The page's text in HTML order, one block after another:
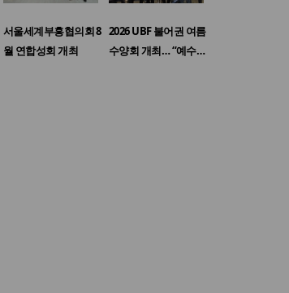
서울세계부흥협의회 8
월 연합성회 개최
2026 UBF 불어권 여름
수양회 개최… “예수…